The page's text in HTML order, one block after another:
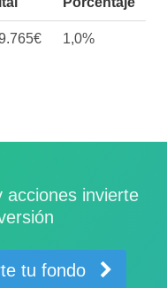
1,0%
acciones invierte
tu fondo